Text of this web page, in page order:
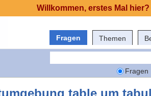
Fragen Themen
Fragen
Willkommen, erstes Mal